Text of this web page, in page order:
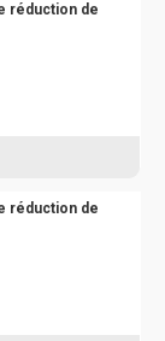
réduction de
réduction de